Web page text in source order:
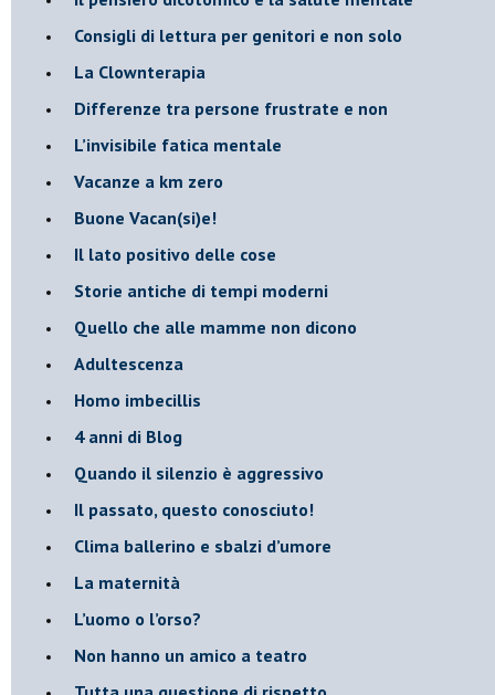
​Consigli di lettura per genitori e non solo
​La Clownterapia
​Differenze tra persone frustrate e non
L’invisibile fatica mentale
Vacanze a km zero
​Buone Vacan(si)e!
​Il lato positivo delle cose
​Storie antiche di tempi moderni
​Quello che alle mamme non dicono
Adultescenza
Homo imbecillis
​4 anni di Blog
Quando il silenzio è aggressivo
​Il passato, questo conosciuto!
​Clima ballerino e sbalzi d’umore
La maternità
​L’uomo o l’orso?
Non hanno un amico a teatro​